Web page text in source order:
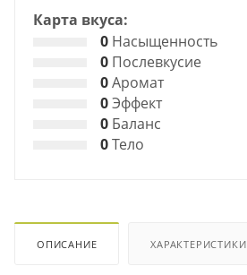
Карта вкуса:
0 Насыщенность
0 Послевкусие
0Аромат
0Эффект
0 Баланс
0Тело
ОПИСАНИЕ ХАРАКТЕРИСТИКИ